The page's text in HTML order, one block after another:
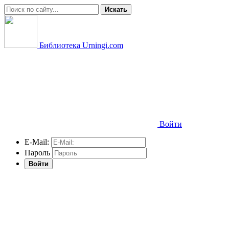
Искать
Библиотека Urningi.com
Войти
E-Mail:
Пароль
Войти